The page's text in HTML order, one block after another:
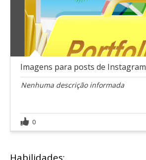
Imagens para posts de Instagram
Nenhuma descrição informada
0